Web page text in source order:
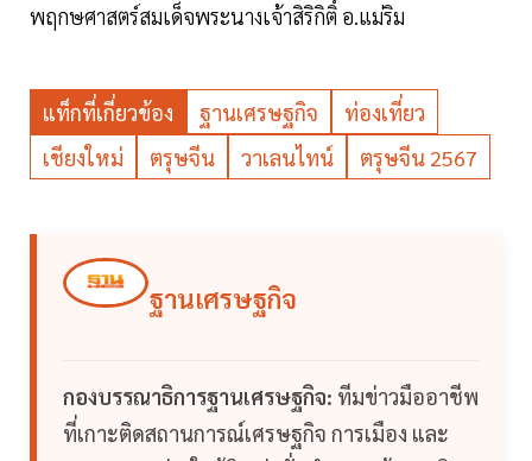
พฤกษศาสตร์สมเด็จพระนางเจ้าสิริกิติ์ อ.แม่ริม
แท็กที่เกี่ยวข้อง ฐานเศรษฐกิจ
ท่องเที่ยว
เชียงใหม่
ตรุษจีน วาเลนไทน์ ตรุษจีน 2567
ฐานเศรษฐกิจ
กองบรรณาธิการฐานเศรษฐกิจ: ทีมข่าวมืออาชีพ
ที่เกาะติดสถานการณ์เศรษฐกิจ การเมือง และ